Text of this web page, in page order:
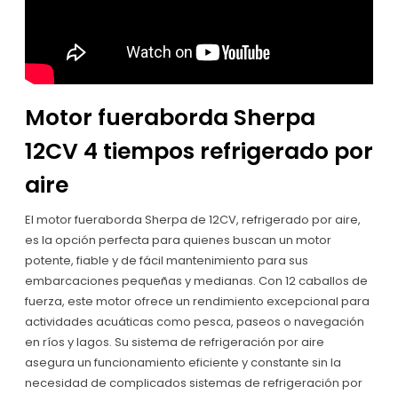
Motor fueraborda Sherpa
12CV 4 tiempos refrigerado por
aire
El motor fueraborda Sherpa de 12CV, refrigerado por aire,
es la opción perfecta para quienes buscan un motor
potente, fiable y de fácil mantenimiento para sus
embarcaciones pequeñas y medianas. Con 12 caballos de
fuerza, este motor ofrece un rendimiento excepcional para
actividades acuáticas como pesca, paseos o navegación
en ríos y lagos. Su sistema de refrigeración por aire
asegura un funcionamiento eficiente y constante sin la
necesidad de complicados sistemas de refrigeración por